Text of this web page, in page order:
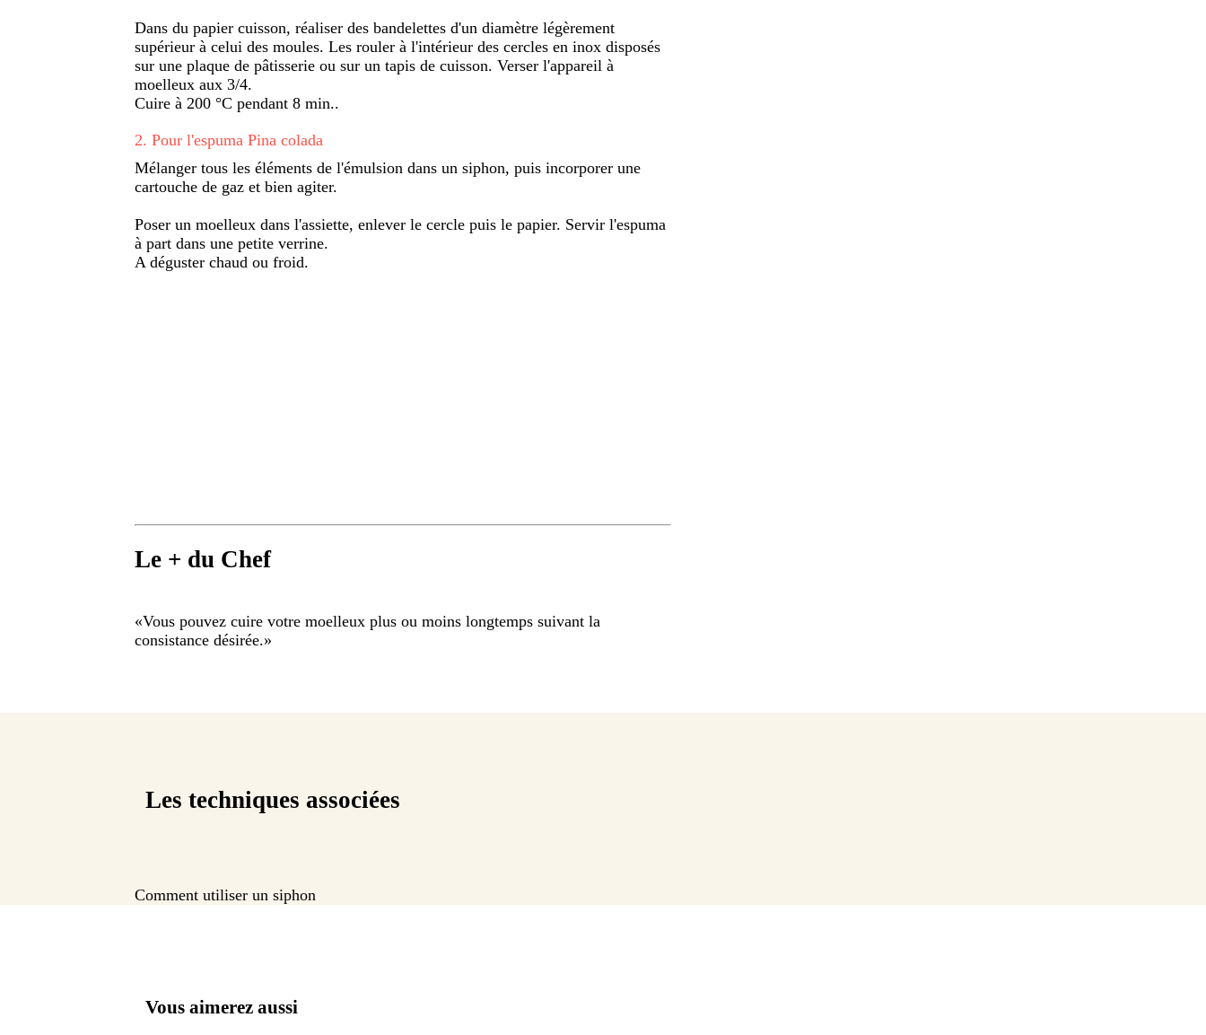
Dans du papier cuisson, réaliser des bandelettes d'un diamètre légèrement
supérieur à celui des moules. Les rouler à l'intérieur des cercles en inox disposés
sur une plaque de pâtisserie ou sur un tapis de cuisson. Verser l'appareil à
moelleux aux 3/4.
Cuire à 200 °C pendant 8 min..
2. Pour l'espuma Pina colada
Mélanger tous les éléments de l'émulsion dans un siphon, puis incorporer une
cartouche de gaz et bien agiter.
Poser un moelleux dans l'assiette, enlever le cercle puis le papier. Servir l'espuma
à part dans une petite verrine.
A déguster chaud ou froid.
Le + du Chef
«Vous pouvez cuire votre moelleux plus ou moins longtemps suivant la
consistance désirée.»
Les techniques associées
Comment utiliser un siphon
Vous aimerez aussi